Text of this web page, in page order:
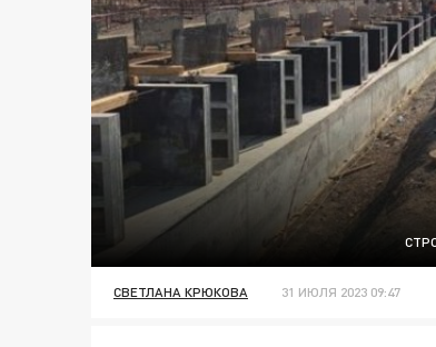
СВЕТЛАНА КРЮКОВА 31 ИЮЛЯ 2023 09:47